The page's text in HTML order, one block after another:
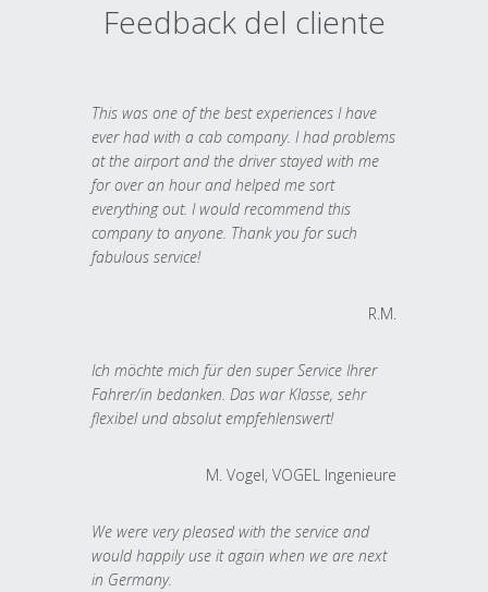
Feedback del cliente
This was one of the best experiences I have
ever had with a cab company. I had problems
at the airport and the driver stayed with me
for over an hour and helped me sort
everything out. I would recommend this
company to anyone. Thank you for such
fabulous service!
R.M.
Ich möchte mich für den super Service Ihrer
Fahrer/in bedanken. Das war Klasse, sehr
flexibel und absolut empfehlenswert!
M. Vogel, VOGEL Ingenieure
We were very pleased with the service and
would happily use it again when we are next
in Germany.